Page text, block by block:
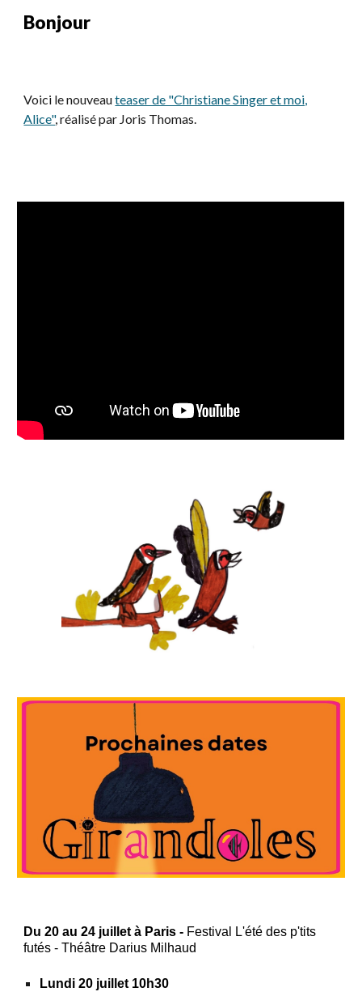
Bonjour
Voici le nouveauteaser de "Christiane Singer et moi,
Alice", réalisé par Joris Thomas.
Du 20 au 24 juillet à Paris - Festival L'été des p'tits
futés - Théâtre Darius Milhaud
Lundi 20 juillet 10h30